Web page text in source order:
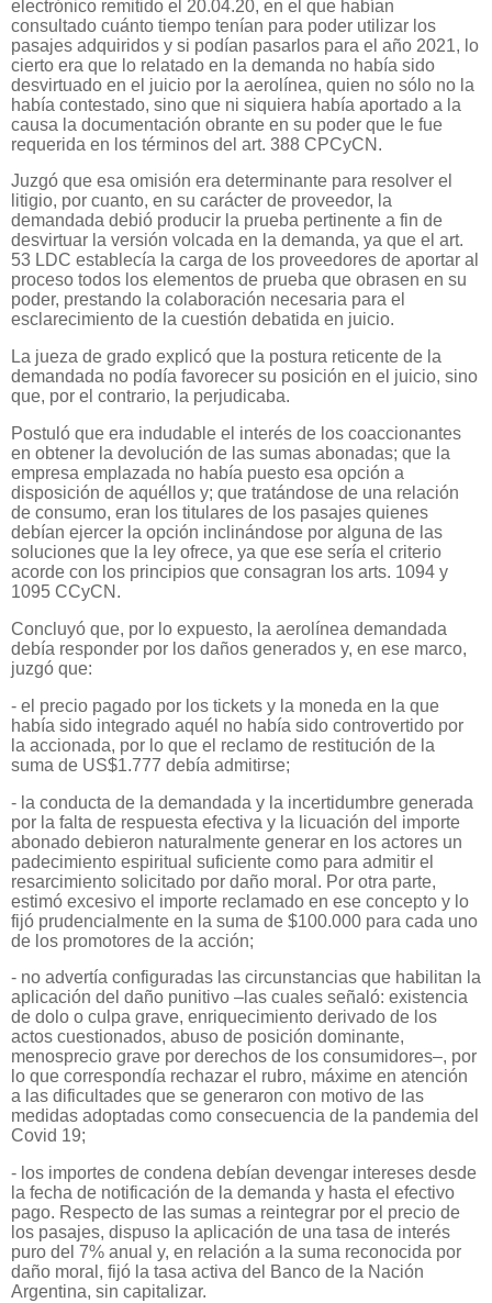
electrónico remitido el 20.04.20, en el que habían
consultado cuánto tiempo tenían para poder utilizar los
pasajes adquiridos y si podían pasarlos para el año 2021, lo
cierto era que lo relatado en la demanda no había sido
desvirtuado en el juicio por la aerolínea, quien no sólo no la
había contestado, sino que ni siquiera había aportado a la
causa la documentación obrante en su poder que le fue
requerida en los términos del art. 388 CPCyCN.
Juzgó que esa omisión era determinante para resolver el
litigio, por cuanto, en su carácter de proveedor, la
demandada debió producir la prueba pertinente a fin de
desvirtuar la versión volcada en la demanda, ya que el art.
53 LDC establecía la carga de los proveedores de aportar al
proceso todos los elementos de prueba que obrasen en su
poder, prestando la colaboración necesaria para el
esclarecimiento de la cuestión debatida en juicio.
La jueza de grado explicó que la postura reticente de la
demandada no podía favorecer su posición en el juicio, sino
que, por el contrario, la perjudicaba.
Postuló que era indudable el interés de los coaccionantes
en obtener la devolución de las sumas abonadas; que la
empresa emplazada no había puesto esa opción a
disposición de aquéllos y; que tratándose de una relación
de consumo, eran los titulares de los pasajes quienes
debían ejercer la opción inclinándose por alguna de las
soluciones que la ley ofrece, ya que ese sería el criterio
acorde con los principios que consagran los arts. 1094 y
1095 CCyCN.
Concluyó que, por lo expuesto, la aerolínea demandada
debía responder por los daños generados y, en ese marco,
juzgó que:
- el precio pagado por los tickets y la moneda en la que
había sido integrado aquél no había sido controvertido por
la accionada, por lo que el reclamo de restitución de la
suma de US$1.777 debía admitirse;
- la conducta de la demandada y la incertidumbre generada
por la falta de respuesta efectiva y la licuación del importe
abonado debieron naturalmente generar en los actores un
padecimiento espiritual suficiente como para admitir el
resarcimiento solicitado por daño moral. Por otra parte,
estimó excesivo el importe reclamado en ese concepto y lo
fijó prudencialmente en la suma de $100.000 para cada uno
de los promotores de la acción;
- no advertía configuradas las circunstancias que habilitan la
aplicación del daño punitivo –las cuales señaló: existencia
de dolo o culpa grave, enriquecimiento derivado de los
actos cuestionados, abuso de posición dominante,
menosprecio grave por derechos de los consumidores–, por
lo que correspondía rechazar el rubro, máxime en atención
a las dificultades que se generaron con motivo de las
medidas adoptadas como consecuencia de la pandemia del
Covid 19;
- los importes de condena debían devengar intereses desde
la fecha de notificación de la demanda y hasta el efectivo
pago. Respecto de las sumas a reintegrar por el precio de
los pasajes, dispuso la aplicación de una tasa de interés
puro del 7% anual y, en relación a la suma reconocida por
daño moral, fijó la tasa activa del Banco de la Nación
Argentina, sin capitalizar.